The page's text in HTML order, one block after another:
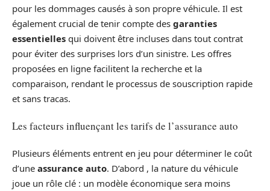
pour les dommages causés à son propre véhicule. Il est
également crucial de tenir compte des garanties
essentielles qui doivent être incluses dans tout contrat
pour éviter des surprises lors d’un sinistre. Les offres
proposées en ligne facilitent la recherche et la
comparaison, rendant le processus de souscription rapide
et sans tracas.
Les facteurs influençant les tarifs de l’assurance auto
Plusieurs éléments entrent en jeu pour déterminer le coût
d’une assurance auto. D’abord , la nature du véhicule
joue un rôle clé : un modèle économique sera moins